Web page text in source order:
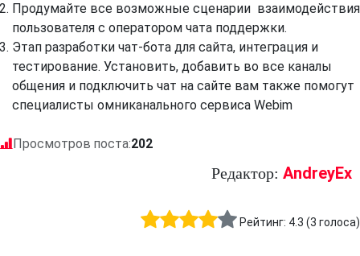
Продумайте все возможные сценарии взаимодействия
пользователя с оператором чата поддержки.
Этап разработки чат-бота для сайта, интеграция и
тестирование. Установить, добавить во все каналы
общения и подключить чат на сайте вам также помогут
специалисты омниканального сервиса Webim
Просмотров поста:202
Редактор: AndreyEx
Рейтинг: 4.3 (3 голоса)